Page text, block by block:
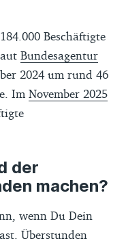
Beschäftigte
Bundesagentur
2024 um rund 46
Im November 2025
der
machen?
wenn Du Dein
Überstunden